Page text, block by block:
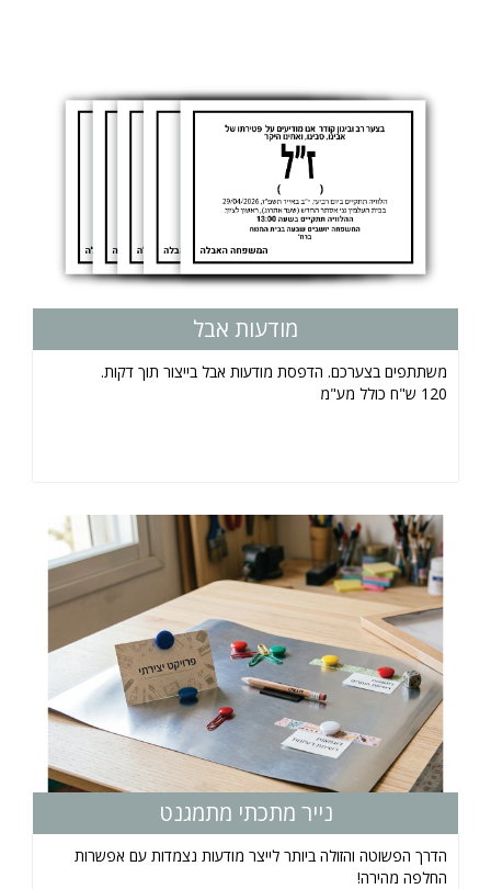
מודעות אבל
משתתפים בצערכם. הדפסת מודעות אבל בייצור תוך דקות.
120 ש"ח כולל מע"מ
נייר מתכתי מתמגנט
הדרך הפשוטה והזולה ביותר לייצר מודעות נצמדות עם אפשרות
החלפה מהירה!